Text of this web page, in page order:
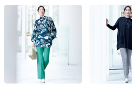
送料について
、（イ）トープ、（ウ）シルバー
10・高さ21・持ち手高さ12・ショ
節可・取り外し可）
ショルダー…牛革、内側…ポリエ
普段のサイズ : LL
うどよかった」
触り心地です